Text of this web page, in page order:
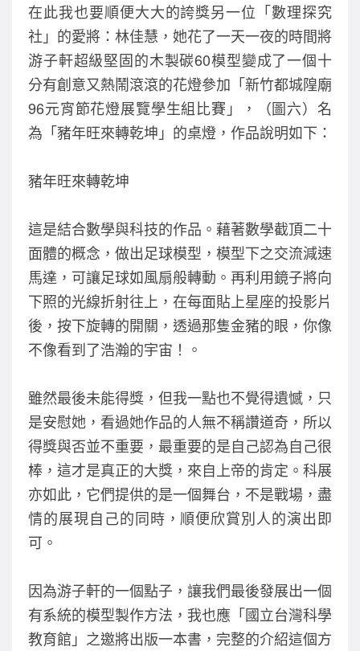
在此我也要順便大大的誇獎另一位「數理探究
社」的愛將：林佳慧，她花了一天一夜的時間將
游子軒超級堅固的木製碳60模型變成了一個十
分有創意又熱鬧滾滾的花燈參加「新竹都城隍廟
96元宵節花燈展覽學生組比賽」，（圖六）名
為「豬年旺來轉乾坤」的桌燈，作品說明如下：
豬年旺來轉乾坤
這是結合數學與科技的作品。藉著數學截頂二十
面體的概念，做出足球模型，模型下之交流減速
馬達，可讓足球如風扇般轉動。再利用鏡子將向
下照的光線折射往上，在每面貼上星座的投影片
後，按下旋轉的開關，透過那隻金豬的眼，你像
不像看到了浩瀚的宇宙！。
雖然最後未能得獎，但我一點也不覺得遺憾，只
是安慰她，看過她作品的人無不稱讚道奇，所以
得獎與否並不重要，最重要的是自己認為自己很
棒，這才是真正的大獎，來自上帝的肯定。科展
亦如此，它們提供的是一個舞台，不是戰場，盡
情的展現自己的同時，順便欣賞別人的演出即
可。
因為游子軒的一個點子，讓我們最後發展出一個
有系統的模型製作方法，我也應「國立台灣科學
教育館」之邀將出版一本書，完整的介紹這個方